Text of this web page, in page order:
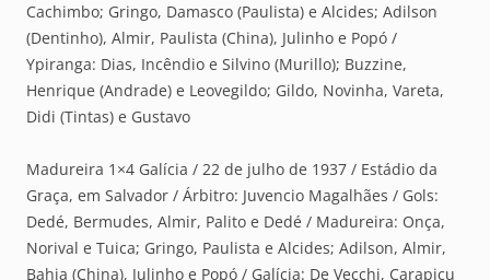
Cachimbo; Gringo, Damasco (Paulista) e Alcides; Adilson
(Dentinho), Almir, Paulista (China), Julinho e Popó /
Ypiranga: Dias, Incêndio e Silvino (Murillo); Buzzine,
Henrique (Andrade) e Leovegildo; Gildo, Novinha, Vareta,
Didi (Tintas) e Gustavo
Madureira 1×4 Galícia / 22 de julho de 1937 / Estádio da
Graça, em Salvador / Árbitro: Juvencio Magalhães / Gols:
Dedé, Bermudes, Almir, Palito e Dedé / Madureira: Onça,
Norival e Tuica; Gringo, Paulista e Alcides; Adilson, Almir,
Bahia (China), Julinho e Popó / Galícia: De Vecchi, Carapicu